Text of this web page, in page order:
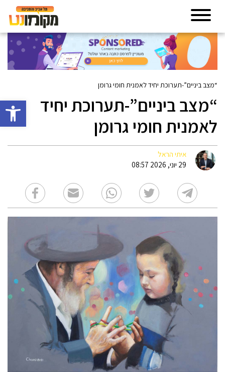
פתח
“מצב ביניים”-תערוכת יחיד לאמנית חומי גרומן
“מצב ביניים”-תערוכת יחיד
לאמנית חומי גרומן
איתי הראל
29 יוני, 2026 08:57